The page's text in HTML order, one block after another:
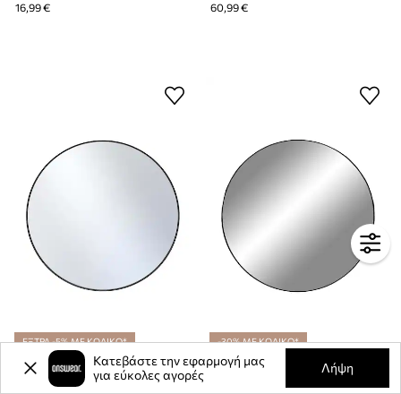
16,99 € 60,99 €
ΕΞΤΡΑ -5% ΜΕ ΚΩΔΙΚΟ*
Καθρέφτης τοίχου
Τρέχουσα τιμή:
85,99 €
-30% ΜΕ ΚΩΔΙΚΟ*
35,99 €
Κατεβάστε την εφαρμογή μας
για εύκολες αγορές
Λήψη